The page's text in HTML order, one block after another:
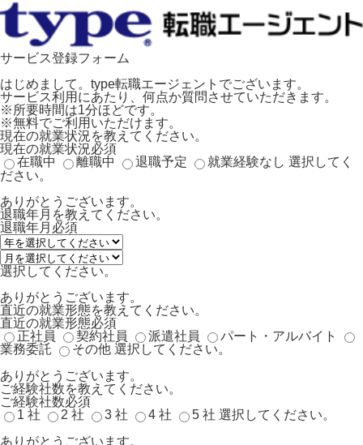
サービス登録フォーム
はじめまして。type転職エージェントでございます。
サービス利用にあたり、何点か質問させていただきます。
※所要時間は1分ほどです。
※無料でご利用いただけます。
現在の就業状況を教えてください。
現在の就業状況必須
在職中
離職中 退職予定 就業経験なし 選択してく
ださい。
ありがとうございます。
退職年月を教えてください。
退職年月 必須
選択してください。
ありがとうございます。
直近の就業形態を教えてください。
直近の就業形態必須
正社員
契約社員 派遣社員
パート・アルバイト
業務委託
その他 選択してください。
ありがとうございます。
ご経験社数を教えてください。
ご経験社数必須
1 社
2 社 3 社 4 社 5 社 選択してください。
ありがとうございます。